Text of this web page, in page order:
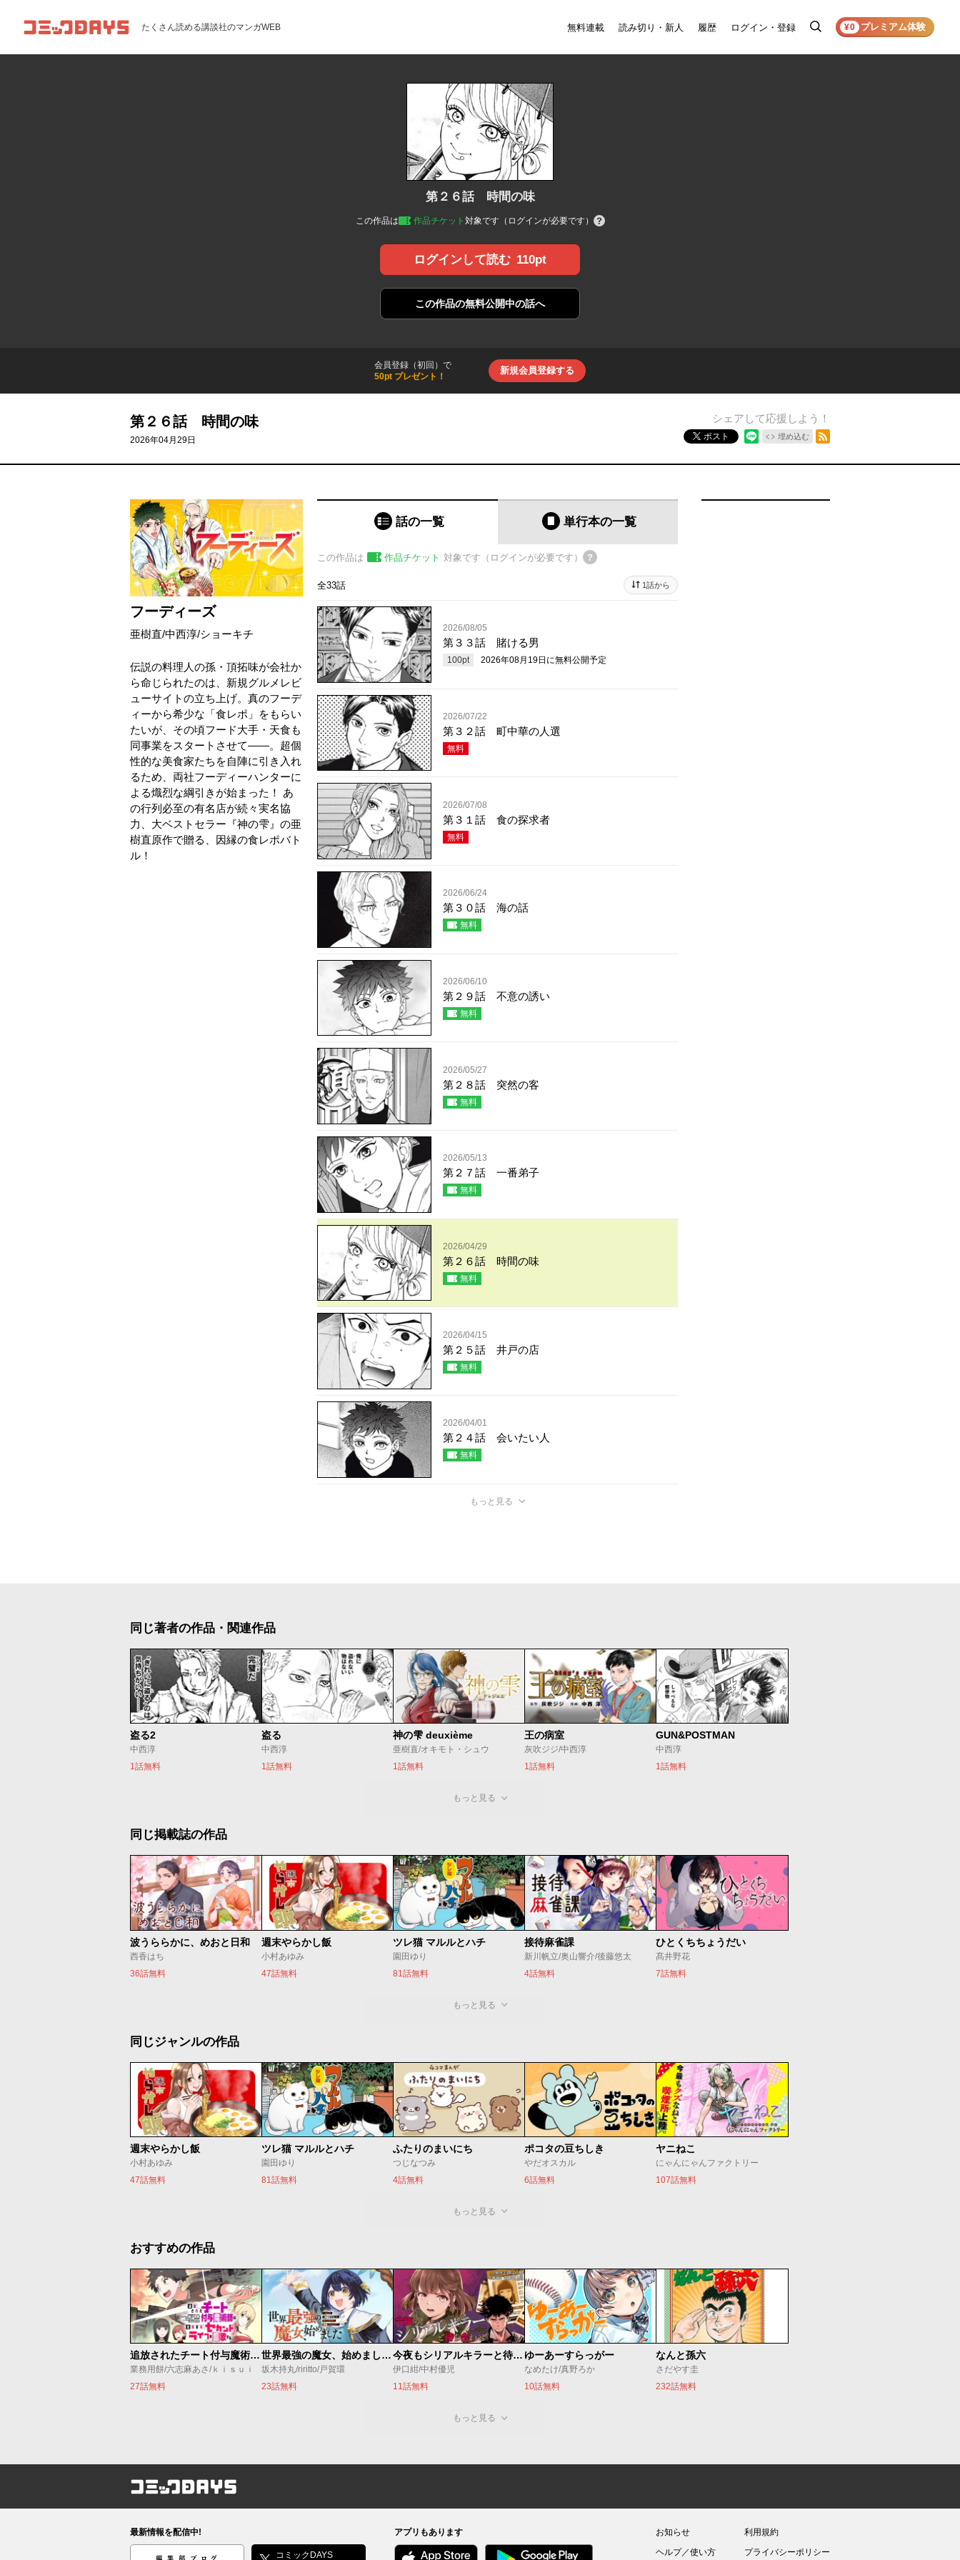
コミックDAYS たくさん読める講談社のマンガWEB 無料連載 読み切り・新人 履歴 ログイン・登録
検
¥0 プレミアム体験
第２６話 時間の味
この作品は 作品チケット 対象です（ログインが必要です）
ログインして読む 110pt
この作品の無料公開中の話へ
会員登録（初回）で
50pt プレゼント！
新規会員登録する
第２６話 時間の味
2026年04月29日
シェアして応援しよう！
ポスト 埋め込む
フーディーズ
亜樹直/中西淳/ショーキチ
伝説の料理人の孫・頂拓味が会社か
ら命じられたのは、新規グルメレビ
ューサイトの立ち上げ。真のフーデ
ィーから希少な「食レポ」をもらい
たいが、その頃フード大手・天食も
同事業をスタートさせて――。超個
性的な美食家たちを自陣に引き入れ
るため、両社フーディーハンターに
よる熾烈な綱引きが始まった！ あ
の行列必至の有名店が続々実名協
力、大ベストセラー『神の雫』の亜
樹直原作で贈る、因縁の食レポバト
ル！
話の一覧 単行本の一覧
この作品は 作品チケット 対象です（ログインが必要です）
全33話 1話から
2026/08/05
第３３話 賭ける男
100pt 2026年08月19日 に無料公開予定
2026/07/22
第３２話 町中華の人選
無料
2026/07/08
第３１話 食の探求者
無料
2026/06/24
第３０話 海の話
無料
2026/06/10
第２９話 不意の誘い
無料
2026/05/27
第２８話 突然の客
無料
2026/05/13
第２７話 一番弟子
無料
2026/04/29
第２６話 時間の味
無料
2026/04/15
第２５話 井戸の店
無料
2026/04/01
第２４話 会いたい人
無料
もっと見る
同じ著者の作品・関連作品
盗る2
中西淳
1話無料
盗る
中西淳
1話無料
神の雫 deuxième
亜樹直/オキモト・シュウ
1話無料
王の病室
灰吹ジジ/中西淳
1話無料
GUN&POSTMAN
中西淳
1話無料
もっと見る
同じ掲載誌の作品
波うららかに、めおと日和
西香はち
36話無料
週末やらかし飯
小村あゆみ
47話無料
ツレ猫 マルルとハチ
園田ゆり
81話無料
接待麻雀課
新川帆立/奥山響介/後藤悠太
4話無料
ひとくちちょうだい
髙井野花
7話無料
もっと見る
同じジャンルの作品
週末やらかし飯
小村あゆみ
47話無料
ツレ猫 マルルとハチ
園田ゆり
81話無料
ふたりのまいにち
つじなつみ
4話無料
ポコタの豆ちしき
やだオスカル
6話無料
ヤニねこ
にゃんにゃんファクトリー
107話無料
もっと見る
おすすめの作品
追放されたチート付与魔術師は気ままなセカンドライフを謳歌する。 ～俺は武器だけじゃなく、あらゆるものに『強化ポイント』を付与できるし、俺の意思でいつでも効果を解除できるけど、残った人たち大丈夫？～
業務用餅/六志麻あさ/ｋｉｓｕｉ
27話無料
世界最強の魔女、始めました ～私だけ『攻略サイト』を見れる世界で自由に生きます～
坂木持丸/riritto/戸賀環
23話無料
今夜もシリアルキラーと待ち合わせ
伊口紺/中村優児
11話無料
ゆーあーすらっがー
なめたけ/真野ろか
10話無料
なんと孫六
さだやす圭
232話無料
もっと見る
コミックDAYS
最新情報を配信中!
編集部ブログ コミックDAYS
アプリもあります
お知らせ
ヘルプ／使い方
利用規約
プライバシーポリシー